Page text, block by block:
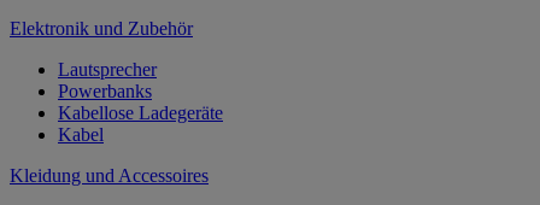
Elektronik und Zubehör
Lautsprecher
Powerbanks
Kabellose Ladegeräte
Kabel
Kleidung und Accessoires